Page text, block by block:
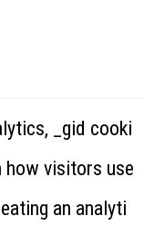
_gid cooki
visitors use
an analyti